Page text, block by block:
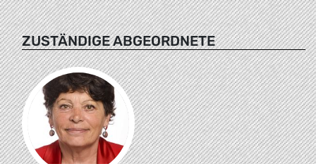
ZUSTÄNDIGE ABGEORDNETE